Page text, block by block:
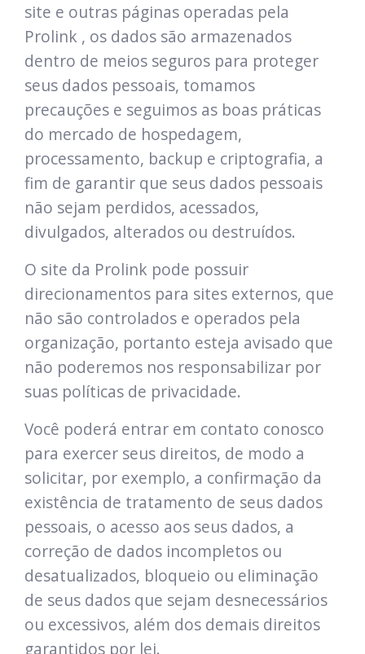
site e outras páginas operadas pela
Prolink , os dados são armazenados
dentro de meios seguros para proteger
seus dados pessoais, tomamos
precauções e seguimos as boas práticas
do mercado de hospedagem,
processamento, backup e criptografia, a
fim de garantir que seus dados pessoais
não sejam perdidos, acessados,
divulgados, alterados ou destruídos.
O site da Prolink pode possuir
direcionamentos para sites externos, que
não são controlados e operados pela
organização, portanto esteja avisado que
não poderemos nos responsabilizar por
suas políticas de privacidade.
Você poderá entrar em contato conosco
para exercer seus direitos, de modo a
solicitar, por exemplo, a confirmação da
existência de tratamento de seus dados
pessoais, o acesso aos seus dados, a
correção de dados incompletos ou
desatualizados, bloqueio ou eliminação
de seus dados que sejam desnecessários
ou excessivos, além dos demais direitos
garantidos por lei.